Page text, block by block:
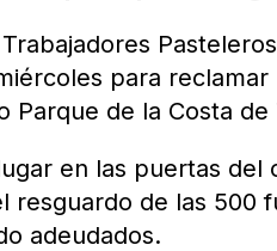
para
Parque de la Costa de
en las puertas del
resguardo de las 500
adeudados.